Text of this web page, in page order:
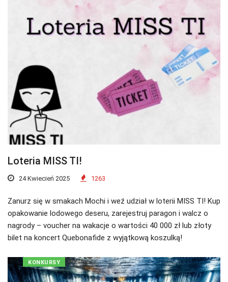
Loteria MISS TI!
24 Kwiecień 2025 1263
Zanurz się w smakach Mochi i weź udział w loterii MISS TI! Kup
opakowanie lodowego deseru, zarejestruj paragon i walcz o
nagrody – voucher na wakacje o wartości 40 000 zł lub złoty
bilet na koncert Quebonafide z wyjątkową koszulką!
KONKURSY